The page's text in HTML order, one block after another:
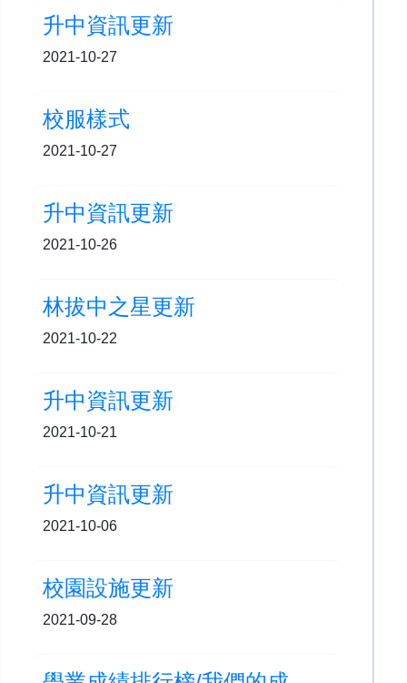
升中資訊更新
2021-10-27
校服樣式
2021-10-27
升中資訊更新
2021-10-26
林拔中之星更新
2021-10-22
升中資訊更新
2021-10-21
升中資訊更新
2021-10-06
校園設施更新
2021-09-28